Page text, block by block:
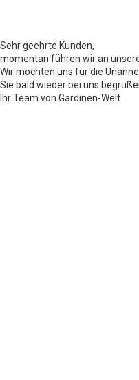
Sehr geehrte Kunden,
momentan führen wir an
Wir möchten uns für die
Sie bald wieder bei uns
Ihr Team von Gardinen-Welt